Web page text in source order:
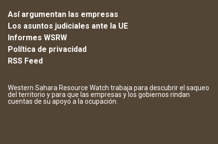
Así argumentan las empresas
Los asuntos judiciales ante la UE
Informes WSRW
Política de privacidad
RSS Feed
Western Sahara Resource Watch trabaja para descubrir el saqueo
del territorio y para que las empresas y los gobiernos rindan
cuentas de su apoyo a la ocupación.